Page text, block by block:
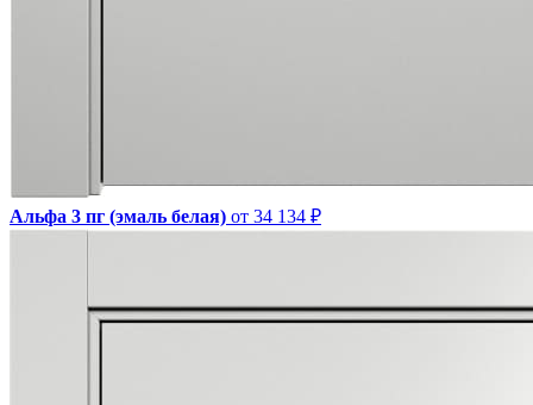
Альфа 3 пг (эмаль белая) от 34 134 ₽